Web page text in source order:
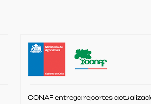
CONAF entrega reportes